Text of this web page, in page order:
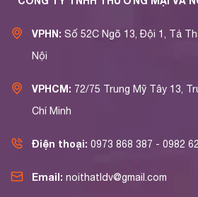
VPHN: Số 52C Ngõ 13, Đội 1, Tả
Nội
VPHCM: 72/75 Trung Mỹ Tây 13,
Chí Minh
Điện thoại: 0973 868 387 - 0982
Email: noithatldv@gmail.com